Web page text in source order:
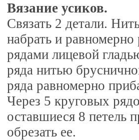
Вязание усиков.
Связать 2 детали.
набрать и равномерно
рядами лицевой
ряда нитью
ряда равномерно
Через 5 круговых
оставшиеся 8 петель
обрезать ее.